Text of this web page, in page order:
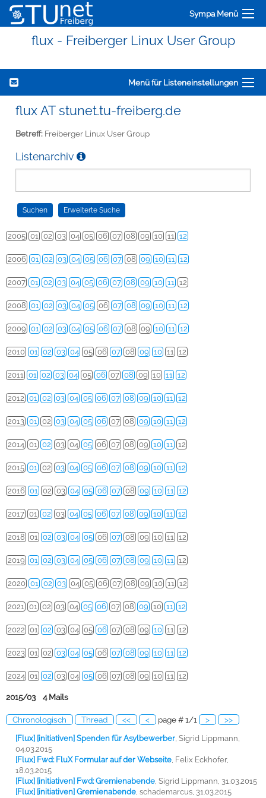
Sympa Menü
flux - Freiberger Linux User Group
Menü für Listeneinstellungen
flux AT stunet.tu-freiberg.de
Betreff: Freiberger Linux User Group
Listenarchiv
2005 01 02 03 04 05 06 07 08 09 10 11 12
2006 01 02 03 04 05 06 07 08 09 10 11 12
2007 01 02 03 04 05 06 07 08 09 10 11 12
2008 01 02 03 04 05 06 07 08 09 10 11 12
2009 01 02 03 04 05 06 07 08 09 10 11 12
2010 01 02 03 04 05 06 07 08 09 10 11 12
2011 01 02 03 04 05 06 07 08 09 10 11 12
2012 01 02 03 04 05 06 07 08 09 10 11 12
2013 01 02 03 04 05 06 07 08 09 10 11 12
2014 01 02 03 04 05 06 07 08 09 10 11 12
2015 01 02 03 04 05 06 07 08 09 10 11 12
2016 01 02 03 04 05 06 07 08 09 10 11 12
2017 01 02 03 04 05 06 07 08 09 10 11 12
2018 01 02 03 04 05 06 07 08 09 10 11 12
2019 01 02 03 04 05 06 07 08 09 10 11 12
2020 01 02 03 04 05 06 07 08 09 10 11 12
2021 01 02 03 04 05 06 07 08 09 10 11 12
2022 01 02 03 04 05 06 07 08 09 10 11 12
2023 01 02 03 04 05 06 07 08 09 10 11 12
2024 01 02 03 04 05 06 07 08 09 10 11 12
2015/03 4 Mails
Chronologisch Thread << < page # 1/1 > >>
[Flux] [initiativen] Spenden für Asylbewerber Sigrid Lippmann,
04.03.2015
[Flux] Fwd: FluX Formular auf der Webseite Felix Eckhofer,
18.03.2015
[Flux] [initiativen] Fwd: Gremienabende Sigrid Lippmann, 31.03.2015
[Flux] [initiativen] Gremienabende schademarcus, 31.03.2015